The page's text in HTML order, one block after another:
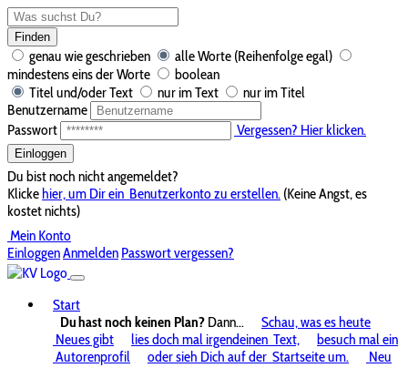
Finden
genau wie geschrieben
alle Worte (Reihenfolge egal)
mindestens eins der Worte
boolean
Titel und/oder Text
nur im Text
nur im Titel
Benutzername
Passwort
Vergessen? Hier klicken.
Einloggen
Du bist noch nicht angemeldet?
Klickehier, um Dir ein Benutzerkonto zu erstellen. (Keine Angst, es
kostet nichts)
Mein Konto
EinloggenAnmelden Passwort vergessen?
Start
Du hast noch keinen Plan? Dann...
Schau, was es heute
Neues gibt
lies doch mal irgendeinen Text,
besuch mal ein
Autorenprofil
oder sieh Dich auf der Startseite um.
Neu